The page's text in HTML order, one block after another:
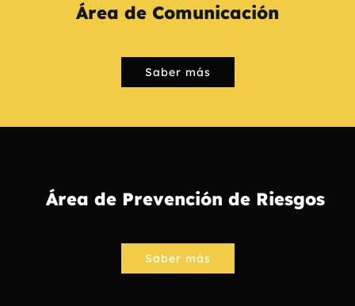
Área de Comunicación
Saber más
Área de Prevención de Riesgos
Saber más